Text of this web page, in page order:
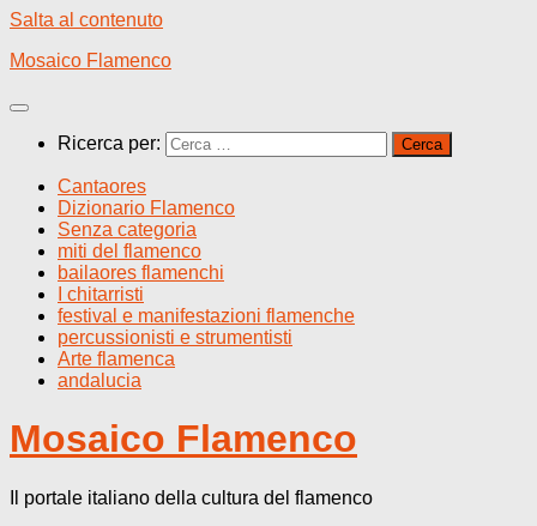
Salta al contenuto
Mosaico Flamenco
Ricerca per:
Cantaores
Dizionario Flamenco
Senza categoria
miti del flamenco
bailaores flamenchi
I chitarristi
festival e manifestazioni flamenche
percussionisti e strumentisti
Arte flamenca
andalucia
Mosaico Flamenco
Il portale italiano della cultura del flamenco